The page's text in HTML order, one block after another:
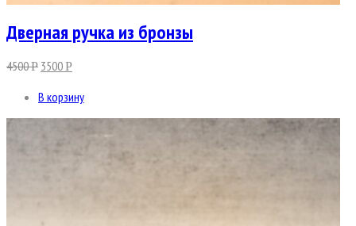
Дверная ручка из бронзы
4500Р 3500Р
В корзину